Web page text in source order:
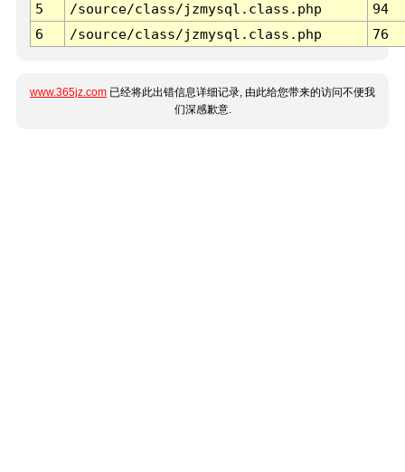
5
/source/class/jzmysql.class.php
94
6
/source/class/jzmysql.class.php 76
www.365jz.com 已经将此出错信息详细记录, 由此给您带来的访问不便我
们深感歉意.